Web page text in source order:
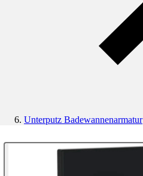
Unterputz Badewannenarmatur